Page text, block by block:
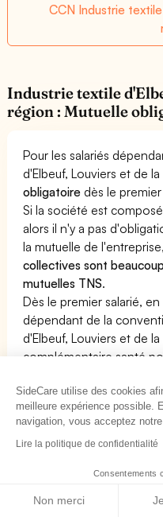
CCN Industrie
Industrie textile
région : Mutuelle
Pour les salariés
d'Elbeuf, Louviers et de
obligatoire dès le premier
Si la société est
alors il n'y a pas
la mutuelle de
collectives sont
mutuelles TNS.
Dès le premier salarié,
dépendant de la
d'Elbeuf, Louviers et de
complémentaire santé
mutuelle doit respecter
définis dans la
Voir notre page dédiée à
Industrie textile d'Elbeuf,
La Mutuelle est
Industrie textile
SideCare utilise des cookies
meilleure expérience possible.
navigation, vous acceptez notre
Lire la politique de confidentialité
Consentements
Non merci